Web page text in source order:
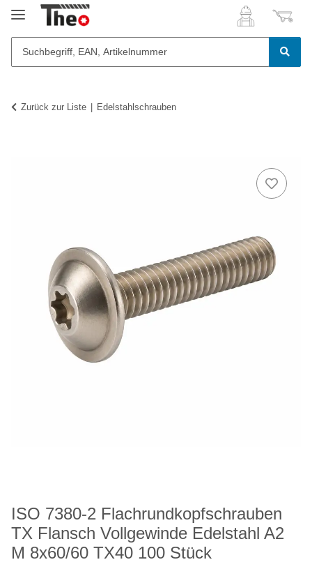
Zurück zur Liste Edelstahlschrauben
ISO 7380-2 Flachrundkopfschrauben
TX Flansch Vollgewinde Edelstahl A2
M 8x60/60 TX40 100 Stück